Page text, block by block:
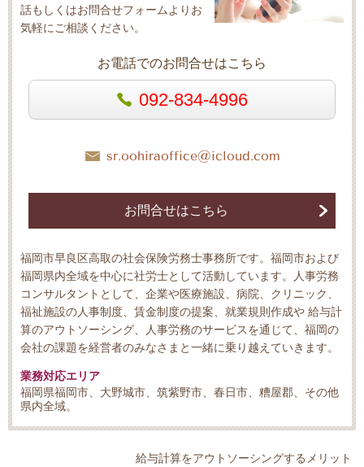
話もしくはお問合せフォームよりお
気軽にご相談ください。
お電話でのお問合せはこちら
092-834-4996
sr.oohiraoffice@icloud.com
お問合せはこちら
福岡市早良区高取の社会保険労務士事務所です。福岡市および
福岡県内全域を中心に社労士として活動しています。人事労務
コンサルタントとして、企業や医療施設、病院、クリニック、
福祉施設の人事制度、賃金制度の提案、就業規則作成や 給与計
算のアウトソーシング、人事労務のサービスを通じて、福岡の
会社の課題を経営者のみなさまと一緒に乗り越えていきます。
業務対応エリア
福岡県福岡市、大野城市、筑紫野市、春日市、糟屋郡、その他
県内全域。
給与計算をアウトソーシングするメリット